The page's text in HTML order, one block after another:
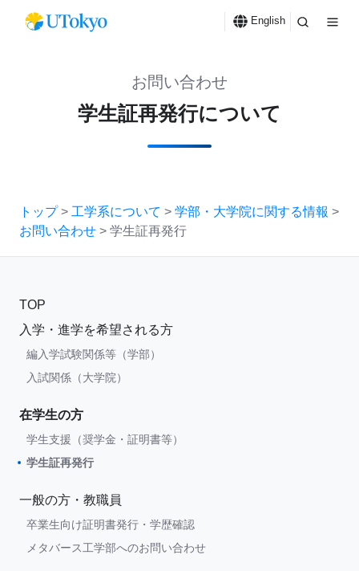
English
お問い合わせ
学生証再発行について
トップ> 工学系について > 学部・大学院に関する情報 >
お問い合わせ > 学生証再発行
TOP
入学・進学を希望される方
編入学試験関係等（学部）
入試関係（大学院）
在学生の方
学生支援（奨学金・証明書等）
学生証再発行
一般の方・教職員
卒業生向け証明書発行・学歴確認
メタバース工学部へのお問い合わせ